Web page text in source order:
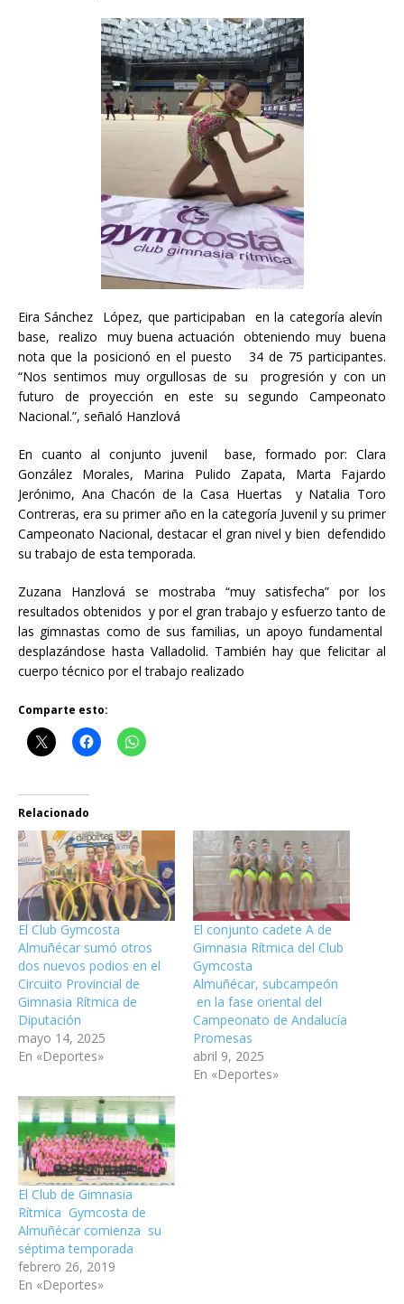
Eira Sánchez López, que participaban en la categoría alevín
base, realizo muy buena actuación obteniendo muy buena
nota que la posicionó en el puesto 34 de 75 participantes.
“Nos sentimos muy orgullosas de su progresión y con un
futuro de proyección en este su segundo Campeonato
Nacional.”, señaló Hanzlová
En cuanto al conjunto juvenil base, formado por: Clara
González Morales, Marina Pulido Zapata, Marta Fajardo
Jerónimo, Ana Chacón de la Casa Huertas y Natalia Toro
Contreras, era su primer año en la categoría Juvenil y su primer
Campeonato Nacional, destacar el gran nivel y bien defendido
su trabajo de esta temporada.
Zuzana Hanzlová se mostraba “muy satisfecha” por los
resultados obtenidos y por el gran trabajo y esfuerzo tanto de
las gimnastas como de sus familias, un apoyo fundamental
desplazándose hasta Valladolid. También hay que felicitar al
cuerpo técnico por el trabajo realizado
Comparte esto:
Relacionado
El Club Gymcosta
Almuñécar sumó otros
dos nuevos podios en el
Circuito Provincial de
Gimnasia Rítmica de
Diputación
mayo 14, 2025
En «Deportes»
El conjunto cadete A de
Gimnasia Rítmica del Club
Gymcosta
Almuñécar, subcampeón
en la fase oriental del
Campeonato de Andalucía
Promesas
abril 9, 2025
En «Deportes»
El Club de Gimnasia
Rítmica Gymcosta de
Almuñécar comienza su
séptima temporada
febrero 26, 2019
En «Deportes»